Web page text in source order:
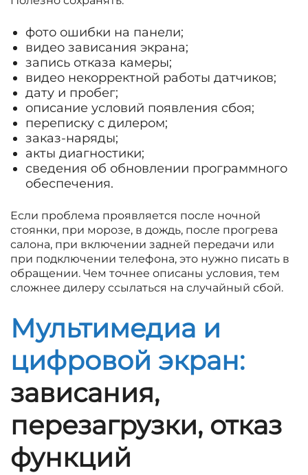
фото ошибки на панели;
видео зависания экрана;
запись отказа камеры;
видео некорректной работы датчиков;
дату и пробег;
описание условий появления сбоя;
переписку с дилером;
заказ-наряды;
акты диагностики;
сведения об обновлении программного
обеспечения.
Если проблема проявляется после ночной
стоянки, при морозе, в дождь, после прогрева
салона, при включении задней передачи или
при подключении телефона, это нужно писать в
обращении. Чем точнее описаны условия, тем
сложнее дилеру ссылаться на случайный сбой.
Мультимедиа и
цифровой экран:
зависания,
перезагрузки, отказ
функций